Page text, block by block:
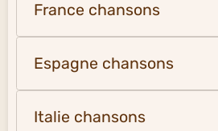
France chansons
Espagne chansons
Italie chansons